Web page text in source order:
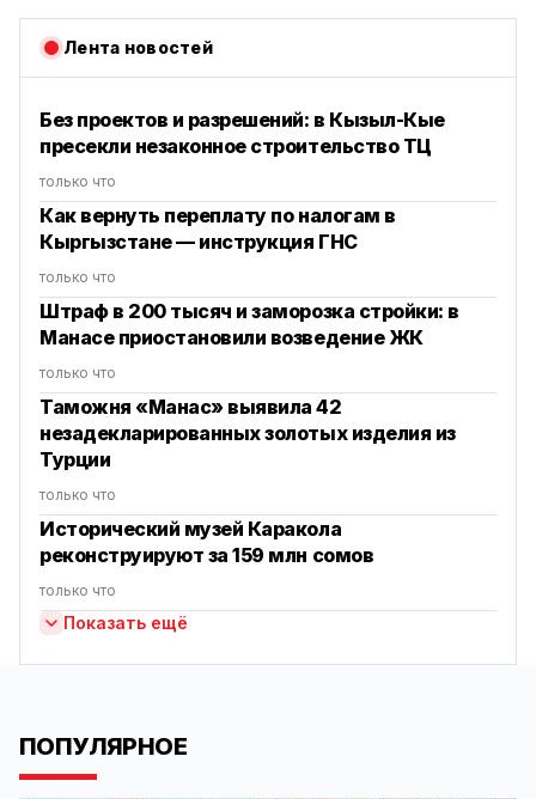
Лента новостей
Без проектов и разрешений: в Кызыл-Кые
пресекли незаконное строительство ТЦ
только что
Как вернуть переплату по налогам в
Кыргызстане — инструкция ГНС
только что
Штраф в 200 тысяч и заморозка стройки: в
Манасе приостановили возведение ЖК
только что
Таможня «Манас» выявила 42
незадекларированных золотых изделия из
Турции
только что
Исторический музей Каракола
реконструируют за 159 млн сомов
только что
Показать ещё
ПОПУЛЯРНОЕ